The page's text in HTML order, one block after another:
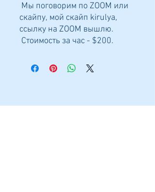
Мы поговорим по ZOOM или
скайпу, мой скайп kirulya,
ссылку на ZOOM вышлю.
Стоимость за час - $200.